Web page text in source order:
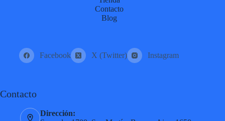
Contacto
Blog
Facebook X (Twitter) Instagram
Contacto
Dirección: